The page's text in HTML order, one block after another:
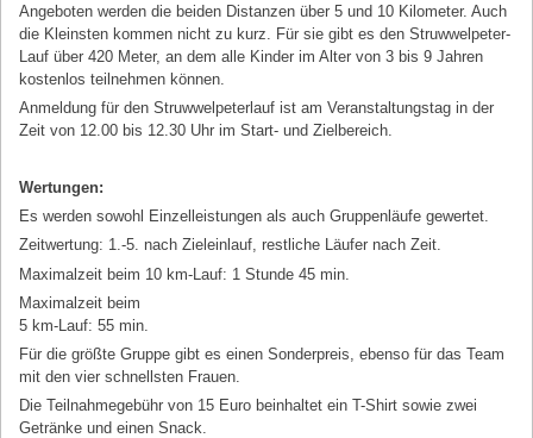
Angeboten werden die beiden Distanzen über 5 und 10 Kilometer. Auch
die Kleinsten kommen nicht zu kurz. Für sie gibt es den Struwwelpeter-
Lauf über 420 Meter, an dem alle Kinder im Alter von 3 bis 9 Jahren
kostenlos teilnehmen können.
Anmeldung für den Struwwelpeterlauf ist am Veranstaltungstag in der
Zeit von 12.00 bis 12.30 Uhr im Start- und Zielbereich.
Wertungen:
Es werden sowohl Einzelleistungen als auch Gruppenläufe gewertet.
Zeitwertung: 1.-5. nach Zieleinlauf, restliche Läufer nach Zeit.
Maximalzeit beim 10 km-Lauf: 1 Stunde 45 min.
Maximalzeit beim
5 km-Lauf: 55 min.
Für die größte Gruppe gibt es einen Sonderpreis, ebenso für das Team
mit den vier schnellsten Frauen.
Die Teilnahmegebühr von 15 Euro beinhaltet ein T-Shirt sowie zwei
Getränke und einen Snack.